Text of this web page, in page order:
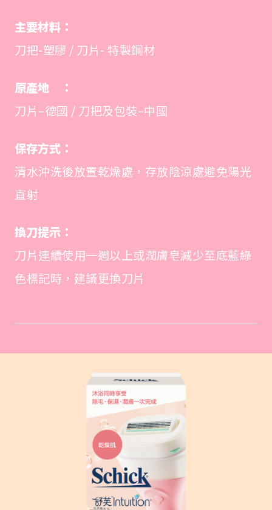
主要材料：
刀把-塑膠 / 刀片- 特製鋼材
原產地 ：
刀片–德國 / 刀把及包裝–中國
保存方式：
清水沖洗後放置乾燥處，存放陰涼處避免陽光
直射
換刀提示：
刀片連續使用一週以上或潤膚皂減少至底藍綠
色標記時，建議更換刀片